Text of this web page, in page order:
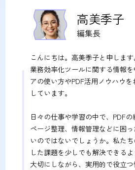
高美季子
編集長
こんにちは。高美季子と申しま
業務効率化ツールに関する情報
アの使い方やPDF活用ノウハウ
しています。
日々の仕事や学習の中で、PDFの
ページ整理、情報管理などに困
いのではないでしょうか。私た
した課題を少しでも解決できる
大切にしながら、実用的で役立